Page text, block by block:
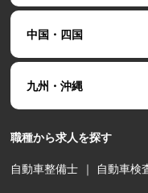
中国・四国
九州・沖縄
職種から求人を探す
自動車整備士 ｜ 自動車検